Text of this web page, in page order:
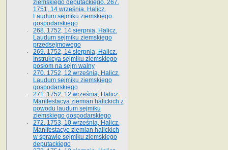
ziemskiego deputackiego. 267.
1751, 14 września, Halicz.
Laudum sejmiku ziemskiego
gospodarskiego
268. 1752, 14 sierpnia, Halicz.
Laudum sejmiku ziemskiego
przedsejmowego
269. 1752, 14 sierpnia, Halicz.
Instrukcya sejmiku ziemskiego
posłom na sejm walny
270. 1752, 12 września, Halicz.
Laudum sejmiku ziemskiego
gospodarskiego
271. 1752, 12 września, Halicz.
Manifestacya ziemian halickich z
powodu laudum sejmiku
ziemskiego gospodarskiego
272. 1753, 10 września, Halicz.
Manifestacye ziemian halickich
w sprawie sejmiku ziemskiego
deputackiego